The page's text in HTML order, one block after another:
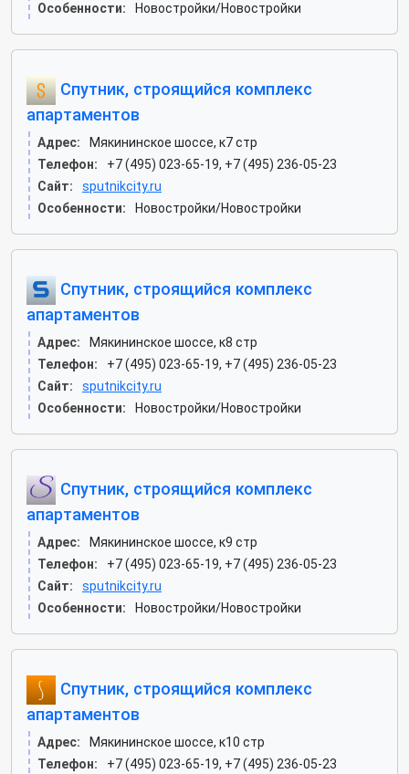
Особенности:
Новостройки/Новостройки
Спутник, строящийся комплекс
апартаментов
Адрес:
Мякининское шоссе, к7 стр
Телефон:
+7 (495) 023-65-19, +7 (495) 236-05-23
Сайт:
sputnikcity.ru
Особенности:
Новостройки/Новостройки
Спутник, строящийся комплекс
апартаментов
Адрес:
Мякининское шоссе, к8 стр
Телефон:
+7 (495) 023-65-19, +7 (495) 236-05-23
Сайт:
sputnikcity.ru
Особенности:
Новостройки/Новостройки
Спутник, строящийся комплекс
апартаментов
Адрес:
Мякининское шоссе, к9 стр
Телефон:
+7 (495) 023-65-19, +7 (495) 236-05-23
Сайт:
sputnikcity.ru
Особенности:
Новостройки/Новостройки
Спутник, строящийся комплекс
апартаментов
Адрес:
Мякининское шоссе, к10 стр
Телефон:
+7 (495) 023-65-19, +7 (495) 236-05-23